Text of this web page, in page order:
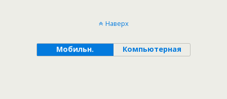
Наверх
Мобильн. Компьютерная